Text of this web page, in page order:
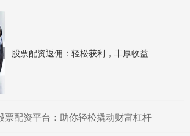
股票配资返佣：轻松获利，丰厚收益
票配资平台：助你轻松撬动财富杠杆